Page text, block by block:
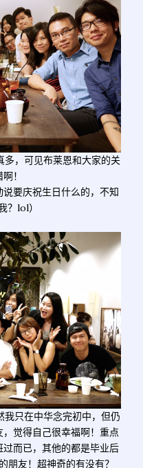
，可见布莱恩和大家的关
！
说要庆祝生日什么的，不知
？lol）
只在中华念完初中，但仍
觉得自己很幸福啊！重点
而已，其他的都是毕业后
朋友！超神奇的有没有？